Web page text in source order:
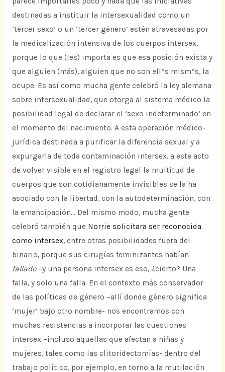
destinadas a instituir la intersexualidad como un
‘tercer sexo’ o un ‘tercer género’ estén atravesadas por
la medicalización intensiva de los cuerpos intersex,
porque lo que (les) importa es que esa posición exista y
que alguien (más), alguien que no son ell*s mism*s, la
ocupe. Es así como mucha gente celebró la ley alemana
sobre intersexualidad, que otorga al sistema médico la
posibilidad legal de declarar el ‘sexo indeterminado’ en
el momento del nacimiento. A esta operación médico-
jurídica destinada a purificar la diferencia sexual y a
expurgarla de toda contaminación intersex, a este acto
de volver visible en el registro legal la multitud de
cuerpos que son cotidianamente invisibles se la ha
asociado con la libertad, con la autodeterminación, con
la emancipación… Del mismo modo, mucha gente
celebró también que Norrie solicitara ser reconocida
como intersex, entre otras posibilidades fuera del
binario, porque sus cirugías feminizantes habían
fallado–y una persona intersex es eso, ¿cierto? Una
falla, y solo una falla. En el contexto más conservador
de las políticas de género –allí donde género significa
‘mujer’ bajo otro nombre- nos encontramos con
muchas resistencias a incorporar las cuestiones
intersex –incluso aquellas que afectan a niñas y
mujeres, tales como las clitoridectomías- dentro del
trabajo político, por ejemplo, en torno a la mutilación